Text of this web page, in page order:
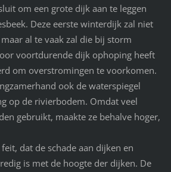
om een grote dijk aan te leggen
Deze eerste winterdijk zal niet
al te vaak zal die bij storm
voortdurende dijk ophoping heeft
om overstromingen te voorkomen.
ook de waterspiegel
op de rivierbodem. Omdat veel
gebruikt, maakte ze behalve hoger,
dat de schade aan dijken en
is met de hoogte der dijken. De